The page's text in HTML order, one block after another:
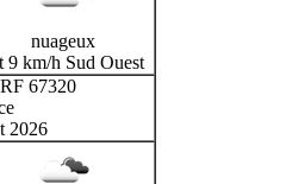
nuageux
9 km/h Sud Ouest
67320
2026